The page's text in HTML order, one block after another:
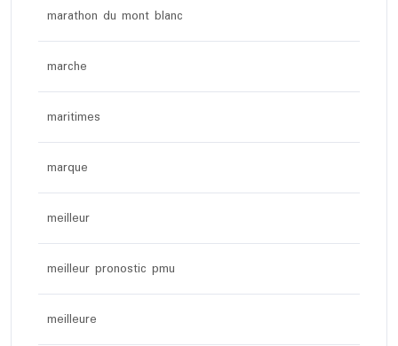
marathon du mont blanc
marche
maritimes
marque
meilleur
meilleur pronostic pmu
meilleure